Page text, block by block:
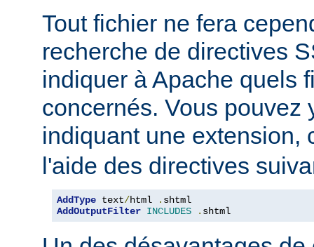
Tout fichier ne fera
recherche de directives
indiquer à Apache quels
concernés. Vous pouvez
indiquant une extension,
l'aide des directives
AddType text/html .
AddOutputFilter INCLUDES . shtml